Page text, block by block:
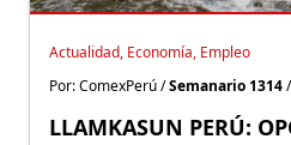
Actualidad, Economía, Empleo
Por: ComexPerú /Semanario 1314
LLAMKASUN PERÚ: